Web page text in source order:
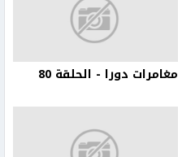
مغامرات دورا - الحلقة 80